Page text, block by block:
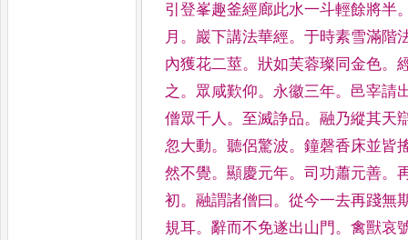
引登峯趣釜經廊此水一斗輕餘將半
月 。 巖下講法華經。于時素雪滿階
內獲花二莖。狀如芙蓉璨同金色。
之。 眾咸歎仰。 永徽三年。 邑宰請
僧眾千人 。 至滅諍品。融乃縱其天
忽大動。聽侶驚波。鐘磬香床並皆
然不覺。顯慶元年。司功蕭元善。
初。融謂諸僧曰 。從今一去再踐無
規耳。辭而不免遂出山門。禽獸哀